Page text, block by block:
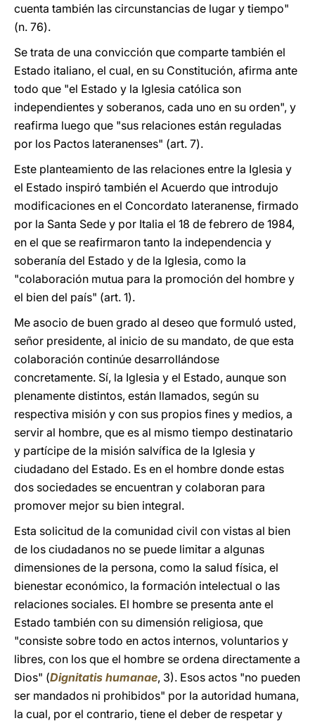
cuenta también las circunstancias de lugar y tiempo"
(n. 76).
Se trata de una convicción que comparte también el
Estado italiano, el cual, en su Constitución, afirma ante
todo que "el Estado y la Iglesia católica son
independientes y soberanos, cada uno en su orden", y
reafirma luego que "sus relaciones están reguladas
por los Pactos lateranenses" (art. 7).
Este planteamiento de las relaciones entre la Iglesia y
el Estado inspiró también el Acuerdo que introdujo
modificaciones en el Concordato lateranense, firmado
por la Santa Sede y por Italia el 18 de febrero de 1984,
en el que se reafirmaron tanto la independencia y
soberanía del Estado y de la Iglesia, como la
"colaboración mutua para la promoción del hombre y
el bien del país" (art. 1).
Me asocio de buen grado al deseo que formuló usted,
señor presidente, al inicio de su mandato, de que esta
colaboración continúe desarrollándose
concretamente. Sí, la Iglesia y el Estado, aunque son
plenamente distintos, están llamados, según su
respectiva misión y con sus propios fines y medios, a
servir al hombre, que es al mismo tiempo destinatario
y partícipe de la misión salvífica de la Iglesia y
ciudadano del Estado. Es en el hombre donde estas
dos sociedades se encuentran y colaboran para
promover mejor su bien integral.
Esta solicitud de la comunidad civil con vistas al bien
de los ciudadanos no se puede limitar a algunas
dimensiones de la persona, como la salud física, el
bienestar económico, la formación intelectual o las
relaciones sociales. El hombre se presenta ante el
Estado también con su dimensión religiosa, que
"consiste sobre todo en actos internos, voluntarios y
libres, con los que el hombre se ordena directamente a
Dios" (Dignitatis humanae, 3). Esos actos "no pueden
ser mandados ni prohibidos" por la autoridad humana,
la cual, por el contrario, tiene el deber de respetar y